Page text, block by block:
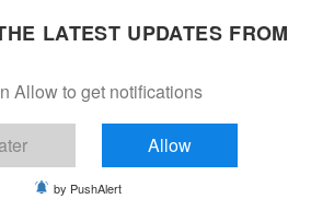
Current Affairs
Affairs
LATEST UPDATES FROM
Allow to get notifications
Allow
by PushAlert